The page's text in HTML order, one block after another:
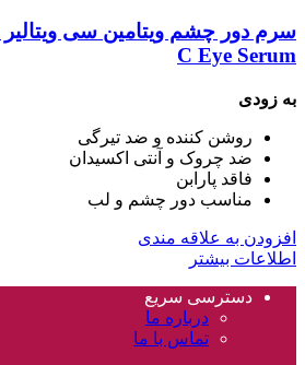
C Eye Serum
به زودی
روشن کننده و ضد تیرگی
ضد چروک و آنتی اکسیدان
فاقد پارابن
مناسب دور چشم و لب
افزودن به علاقه مندی
اطلاعات بیشتر
دسترسی سریع
درباره ما
تماس با ما